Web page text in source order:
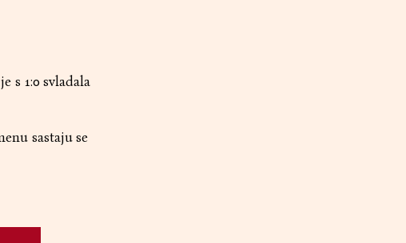
s 1:0 svladala
sastaju se